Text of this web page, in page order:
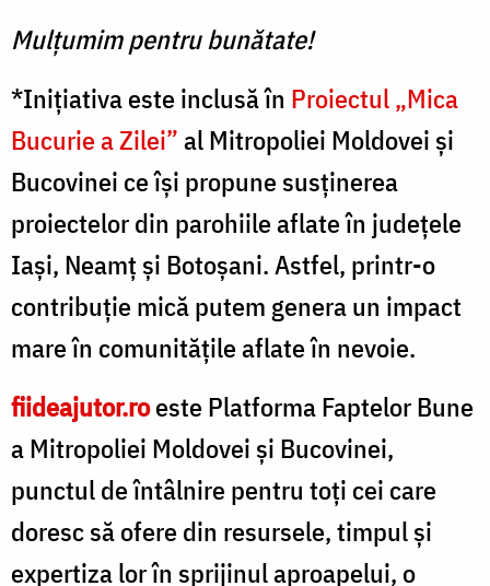
Mulțumim pentru bunătate!
*Inițiativa este inclusă în Proiectul „Mica
Bucurie a Zilei”al Mitropoliei Moldovei și
Bucovinei ce își propune susținerea
proiectelor din parohiile aflate în județele
Iași, Neamț și Botoșani. Astfel, printr-o
contribuție mică putem genera un impact
mare în comunitățile aflate în nevoie.
fiideajutor.roeste Platforma Faptelor Bune
a Mitropoliei Moldovei și Bucovinei,
punctul de întâlnire pentru toți cei care
doresc să ofere din resursele, timpul și
expertiza lor în sprijinul aproapelui, o